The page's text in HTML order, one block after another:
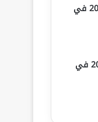
سلم رواتب الضباط 2026 في
سلم رواتب الافراد 2026 في